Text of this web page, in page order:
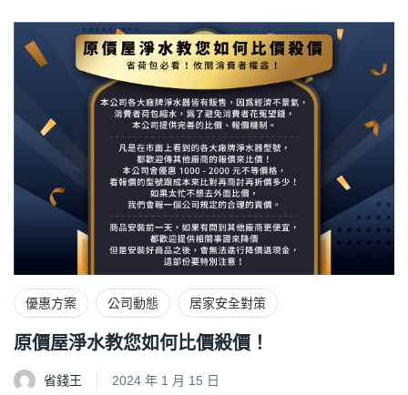
優惠方案 公司動態 居家安全對策
原價屋淨水教您如何比價殺價！
省錢王 2024 年 1 月 15 日